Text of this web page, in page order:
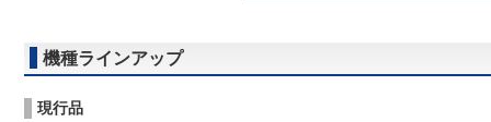
機種ラインアップ
現行品